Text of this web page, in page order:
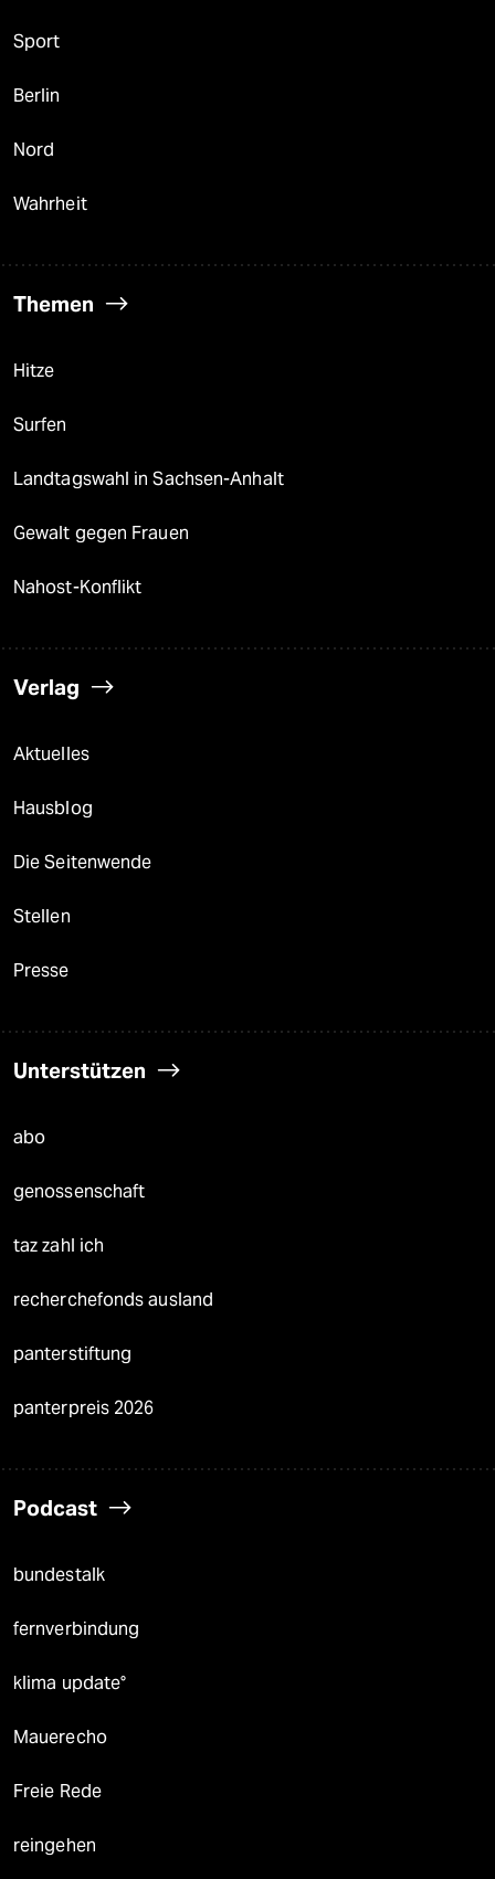
Sport
Berlin
Nord
Wahrheit
Themen
Hitze
Surfen
Landtagswahl in Sachsen-Anhalt
Gewalt gegen Frauen
Nahost-Konflikt
Verlag
Aktuelles
Hausblog
Die Seitenwende
Stellen
Presse
Unterstützen
abo
genossenschaft
taz zahl ich
recherchefonds ausland
panterstiftung
panterpreis 2026
Podcast
bundestalk
fernverbindung
klima update°
Mauerecho
Freie Rede
reingehen